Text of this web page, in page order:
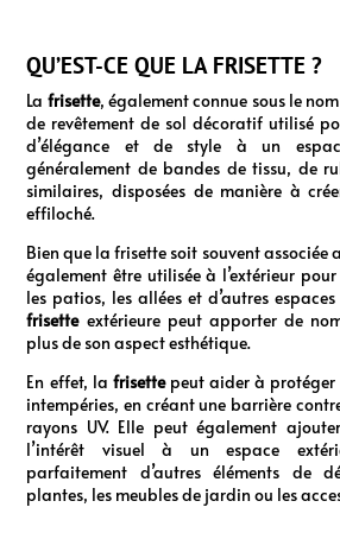
QU’EST-CE QUE LA FRISETTE ?
La frisette, également connue sous le
de revêtement de sol décoratif utilisé
d’élégance et de style à un
généralement de bandes de tissu, de
similaires, disposées de manière à
effiloché.
Bien que la frisette soit souvent associée
également être utilisée à l’extérieur
les patios, les allées et d’autres espaces
frisette extérieure peut apporter de
plus de son aspect esthétique.
En effet, la frisette peut aider à protéger
intempéries, en créant une barrière
rayons UV. Elle peut également
l’intérêt visuel à un espace
parfaitement d’autres éléments de
plantes, les meubles de jardin ou les